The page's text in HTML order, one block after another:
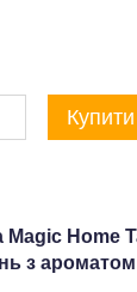
Купити
Magic Home
з ароматом